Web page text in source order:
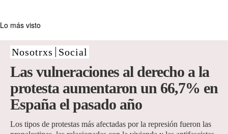
Lo más visto
Nosotrxs Social
Las vulneraciones al derecho a la
protesta aumentaron un 66,7% en
España el pasado año
Los tipos de protestas más afectadas por la represión fueron las